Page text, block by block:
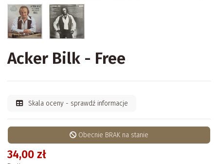
Acker Bilk - Free
Skala oceny - sprawdź informacje
Obecnie BRAK na stanie
34,00 zł